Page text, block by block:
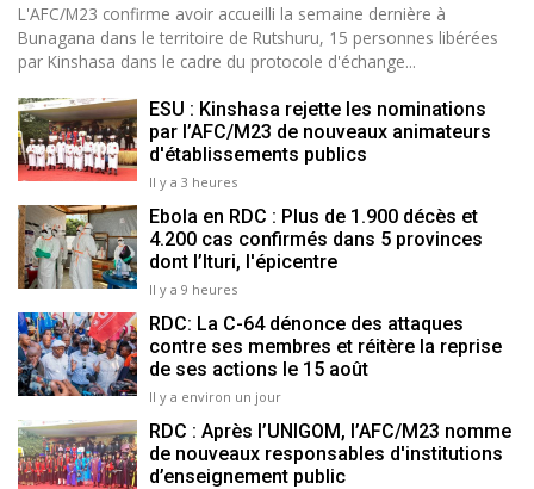
L'AFC/M23 confirme avoir accueilli la semaine dernière à
Bunagana dans le territoire de Rutshuru, 15 personnes libérées
par Kinshasa dans le cadre du protocole d'échange...
ESU : Kinshasa rejette les nominations
par l’AFC/M23 de nouveaux animateurs
d'établissements publics
Il y a 3 heures
Ebola en RDC : Plus de 1.900 décès et
4.200 cas confirmés dans 5 provinces
dont l’Ituri, l'épicentre
Il y a 9 heures
RDC: La C-64 dénonce des attaques
contre ses membres et réitère la reprise
de ses actions le 15 août
Il y a environ un jour
RDC : Après l’UNIGOM, l’AFC/M23 nomme
de nouveaux responsables d'institutions
d’enseignement public